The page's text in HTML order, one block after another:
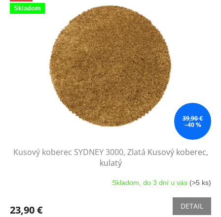
Skladom
39,90 €
–40 %
Kusový koberec SYDNEY 3000, Zlatá Kusový koberec,
kulatý
Skladom, do 3 dní u vás (>5 ks)
23,90 € DETAIL